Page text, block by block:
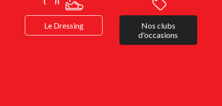
Le Dressing
Nos clubs
d'occasions